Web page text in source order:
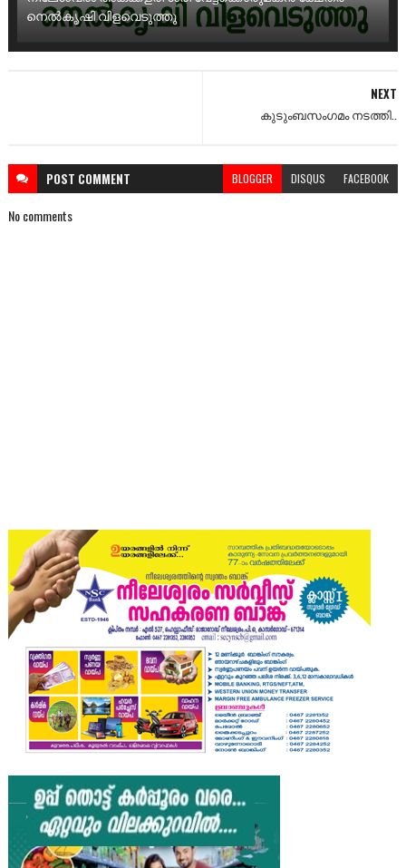
നെൽകൃഷി വിളവെടുത്തു
NEXT
കുടുംബസംഗമം നടത്തി..
POST COMMENT BLOGGER DISQUS FACEBOOK
No comments